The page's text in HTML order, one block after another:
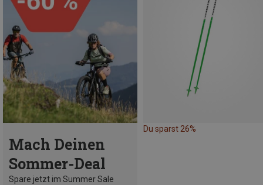
Mach Deinen
Sommer-Deal
Spare jetzt im Summer Sale
Du sparst 26%